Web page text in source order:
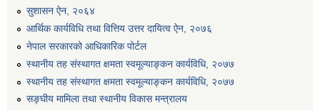
सुशासन ऐन, २०६४
आर्थिक कार्यविधि तथा वित्तिय उत्तर दायित्व ऐन, २०७६
नेपाल सरकारको आधिकारिक पोर्टल
स्थानीय तह संस्थागत क्षमता स्वमूल्याङ्कन कार्यविधि, २०७७
स्थानीय तह संस्थागत क्षमता स्वमूल्याङ्कन कार्यविधि, २०७७
सङ्घीय मामिला तथा स्थानीय विकास मन्त्रालय